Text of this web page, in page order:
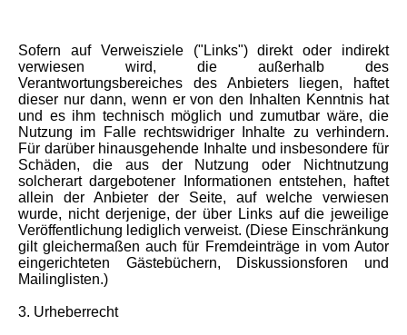
Sofern auf Verweisziele ("Links") direkt oder indirekt
verwiesen wird, die außerhalb des
Verantwortungsbereiches des Anbieters liegen, haftet
dieser nur dann, wenn er von den Inhalten Kenntnis hat
und es ihm technisch möglich und zumutbar wäre, die
Nutzung im Falle rechtswidriger Inhalte zu verhindern.
Für darüber hinausgehende Inhalte und insbesondere für
Schäden, die aus der Nutzung oder Nichtnutzung
solcherart dargebotener Informationen entstehen, haftet
allein der Anbieter der Seite, auf welche verwiesen
wurde, nicht derjenige, der über Links auf die jeweilige
Veröffentlichung lediglich verweist. (Diese Einschränkung
gilt gleichermaßen auch für Fremdeinträge in vom Autor
eingerichteten Gästebüchern, Diskussionsforen und
Mailinglisten.)
3. Urheberrecht